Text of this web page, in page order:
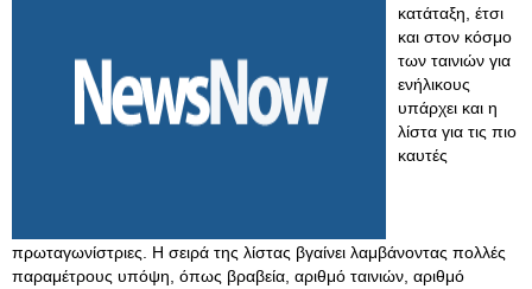
κατάταξη, έτσι
και στον κόσμο
των ταινιών για
ενήλικους
υπάρχει και η
λίστα για τις πιο
καυτές
πρωταγωνίστριες. Η σειρά της λίστας βγαίνει λαμβάνοντας πολλές
παραμέτρους υπόψη, όπως βραβεία, αριθμό ταινιών, αριθμό